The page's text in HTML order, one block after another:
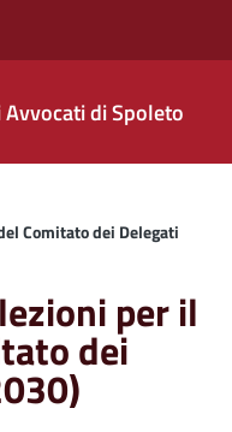
di Spoleto
Comitato dei Delegati
per il
dei